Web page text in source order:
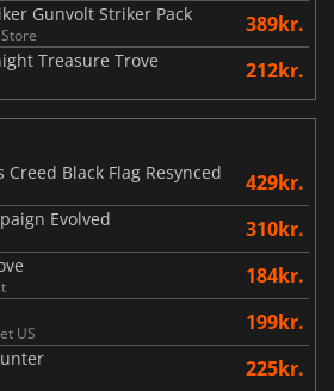
Gunvolt Striker Pack 389kr.
Treasure Trove 212kr.
Creed Black Flag Resynced
429kr.
Evolved 310kr.
184kr.
US 199kr.
225kr.